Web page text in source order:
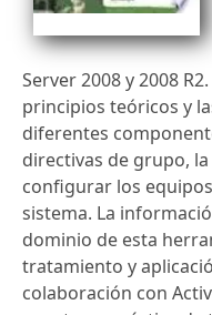
Server 2008 y 2008
principios teóricos y
diferentes
directivas de grupo,
configurar los
sistema. La
dominio de esta
tratamiento y
colaboración con